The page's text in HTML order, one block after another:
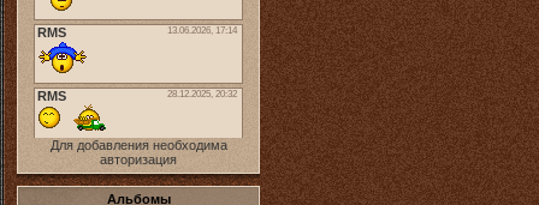
Для добавления необходима
авторизация
Альбомы